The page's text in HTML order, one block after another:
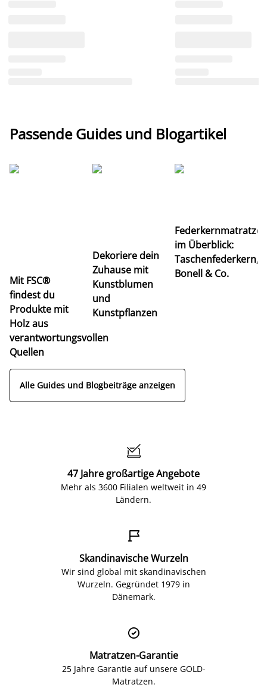
Passende Guides und Blogartikel
Mit FSC®
findest du
Produkte mit
Holz aus
verantwortungsvollen
Quellen
Dekoriere dein
Zuhause mit
Kunstblumen
und
Kunstpflanzen
im Überblick:
Taschenfederkern,
Bonell & Co.
Alle Guides und Blogbeiträge anzeigen

47 Jahre großartige Angebote
Mehr als 3600 Filialen weltweit in 49
Ländern.

Skandinavische Wurzeln
Wir sind global mit skandinavischen
Wurzeln. Gegründet 1979 in
Dänemark.

Matratzen-Garantie
25 Jahre Garantie auf unsere GOLD-
Matratzen.